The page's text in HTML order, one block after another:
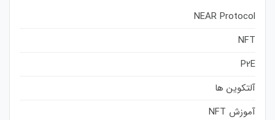
NEAR Protocol
NFT
P2E
آلتکوین ها
آموزش NFT